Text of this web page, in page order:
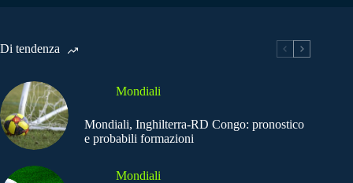
Di tendenza
Mondiali
Mondiali, Inghilterra-RD Congo: pronostico
e probabili formazioni
Mondiali